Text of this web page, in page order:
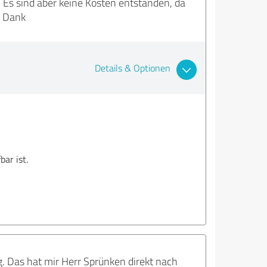
Details & Optionen
ist.
Das hat mir Herr Sprünken direkt nach